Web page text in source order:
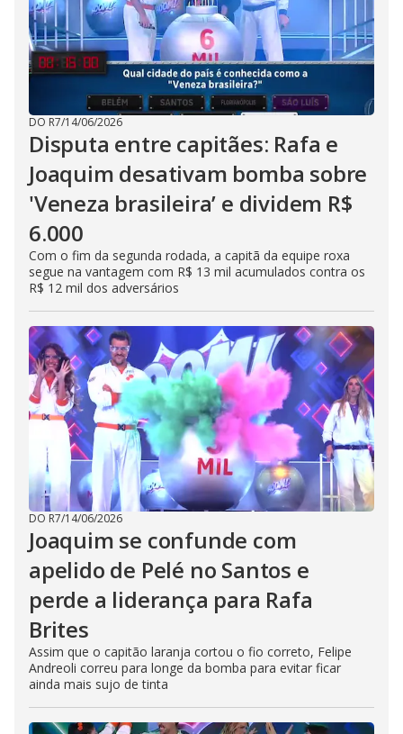
DO R7/14/06/2026
Disputa entre capitães: Rafa e
Joaquim desativam bomba sobre
'Veneza brasileira’ e dividem R$
6.000
Com o fim da segunda rodada, a capitã da equipe roxa
segue na vantagem com R$ 13 mil acumulados contra os
R$ 12 mil dos adversários
DO R7/14/06/2026
Joaquim se confunde com
apelido de Pelé no Santos e
perde a liderança para Rafa
Brites
Assim que o capitão laranja cortou o fio correto, Felipe
Andreoli correu para longe da bomba para evitar ficar
ainda mais sujo de tinta